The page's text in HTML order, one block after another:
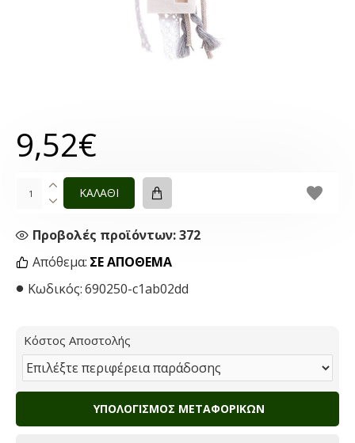
Απόθεμα: ΣΕ ΑΠΌΘΕΜΑ
Κωδικός:690250-c1ab02dd
Προβολές προϊόντων: 372
9,52€
ΚΑΛΑΘΙ
Κόστος Αποστολής
ΥΠΟΛΟΓΙΣΜΌΣ ΜΕΤΑΦΟΡΙΚΏΝ